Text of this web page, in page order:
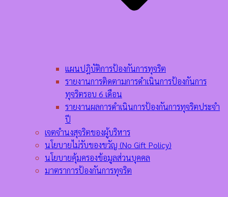
แผนปฎิบัติการป้องกันการทุจริต
รายงานการติดตามการดำเนินการป้องกันการ
ทุจริตรอบ 6 เดือน
รายงานผลการดำเนินการป้องกันการทุจริตประจำ
ปี
เจตจำนงสุจริตของผู้บริหาร
นโยบายไม่รับของขวัญ (No Gift Policy)
นโยบายคุ้มครองข้อมูลส่วนบุคคล
มาตราการป้องกันการทุจริต